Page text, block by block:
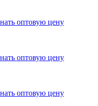
оптовую цену
оптовую цену
оптовую цену